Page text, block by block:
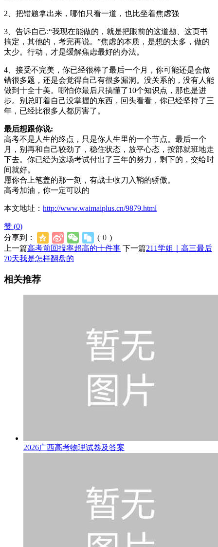
2、把错题拿出来，哪怕只看一道，也比坐着焦虑强
3、告诉自己:“我现在能做的，就是把眼前的这道题、这页书
搞定，其他的，考完再说。”焦虑的本质，是想的太多，做的
太少。行动，才是缓解焦虑最好的办法。
4、接受不完美，你已经很棒了最后一个月，你可能还是会做
错很多题，还是会觉得自己有很多漏洞。没关系的，没有人能
做到十全十美。哪怕你最后只搞懂了10个知识点，那也是进
步。别总盯着自己没掌握的东西，回头看看，你已经坚持了三
年，已经比很多人都厉害了。
最后想跟你说:
高考不是人生的终点，只是你人生里的一个节点。最后一个
月，别再和自己较劲了，稳住状态，放平心态，按部就班地走
下去。你已经为这场考试付出了三年的努力，剩下的，交给时
间就好。
愿你合上笔盖的那一刻，有战士收刀入鞘的骄傲。
高考加油，你一定可以的
本文地址： http://www.waimaiplus.cn/9879.html
赞 (0)
分享到：
( 0 )
上一篇高考前回报率超高的十件事 下一篇211学姐｜高三最后
70天我是怎样翻盘的
相关推荐
2026广西高考物理试卷及答案